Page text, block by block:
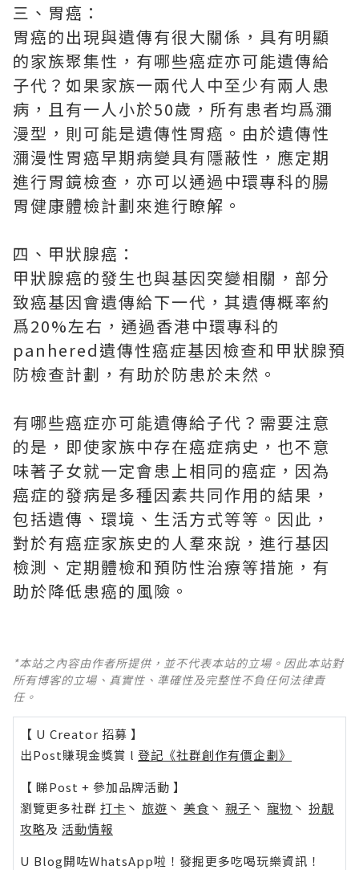
三、胃癌：
胃癌的出現與遺傳有很大關係，具有明顯
的家族聚集性，有哪些癌症亦可能遺傳給
子代？如果家族一兩代人中至少有兩人患
病，且有一人小於50歲，所有患者均爲瀰
漫型，則可能是遺傳性胃癌。由於遺傳性
瀰漫性胃癌早期病變具有隱蔽性，應定期
進行胃鏡檢查，亦可以通過中環專科的腸
胃健康體檢計劃來進行瞭解。
四、甲狀腺癌：
甲狀腺癌的發生也與基因突變相關，部分
致癌基因會遺傳給下一代，其遺傳概率約
爲20%左右，通過香港中環專科的
panhered遺傳性癌症基因檢查和甲狀腺預
防檢查計劃，有助於防患於未然。
有哪些癌症亦可能遺傳給子代？需要注意
的是，即使家族中存在癌症病史，也不意
味著子女就一定會患上相同的癌症，因為
癌症的發病是多種因素共同作用的結果，
包括遺傳、環境、生活方式等等。因此，
對於有癌症家族史的人羣來說，進行基因
檢測、定期體檢和預防性治療等措施，有
助於降低患癌的風險。
*本站之內容由作者所提供，並不代表本站的立場。因此本站對
所有博客的立場、真實性、準確性及完整性不負任何法律責
任。
【 U Creator 招募 】
出Post賺現金獎賞 l 登記《社群創作有價企劃》
【 睇Post + 參加品牌活動 】
瀏覽更多社群 打卡 丶 旅遊 丶 美食 丶 親子 丶 寵物 丶 扮靚
攻略及 活動情報
U Blog開咗WhatsApp啦！發掘更多吃喝玩樂資訊！